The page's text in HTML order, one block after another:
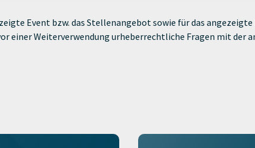
Event bzw. das Stellenangebot sowie für das
einer Weiterverwendung urheberrechtliche Fragen mit der